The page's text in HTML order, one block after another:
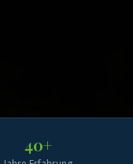
40+